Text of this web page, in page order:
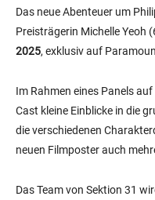
Das neue Abenteuer um
Preisträgerin Michelle Yeoh
2025, exklusiv auf
Im Rahmen eines Panels
Cast kleine Einblicke in die
die verschiedenen
neuen Filmposter auch
Das Team von Sektion 31